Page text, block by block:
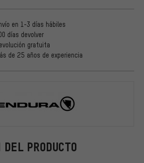
DEL PRODUCTO
en 1-3 días hábiles
días devolver
gratuita
de 25 años de experiencia